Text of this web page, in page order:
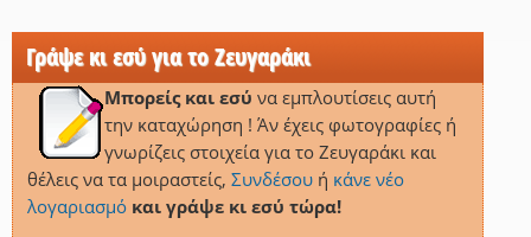
Γράψε κι εσύ για το Ζευγαράκι
Μπορείς και εσύ να εμπλουτίσεις αυτή
την καταχώρηση ! Άν έχεις φωτογραφίες ή
γνωρίζεις στοιχεία για το Ζευγαράκι και
θέλεις να τα μοιραστείς, Συνδέσουή κάνε νέο
λογαριασμό και γράψε κι εσύ τώρα!